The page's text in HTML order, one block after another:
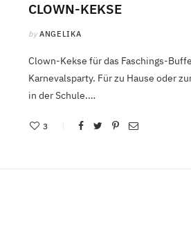
CLOWN-KEKSE
by ANGELIKA
Clown-Kekse für das Faschings-
Karnevalsparty. Für zu Hause oder
in der Schule.…
3